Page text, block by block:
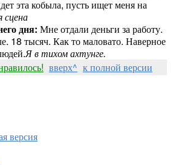
эта кобыла, пусть ищет меня на
сцена
дня: Мне отдали деньги за работу.
18 тысяч. Как то маловато. Наверное
Я в тихом ахтунге.
вверх^ к полной версии
версия